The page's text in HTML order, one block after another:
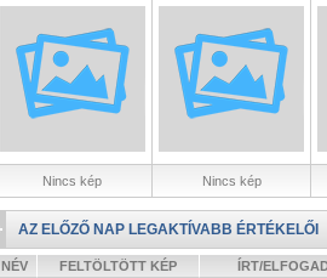
Nincs kép Nincs kép
AZ ELŐZŐ NAP LEGAKTÍVABB ÉRTÉKELŐI
NÉV FELTÖLTÖTT KÉP ÍRT/